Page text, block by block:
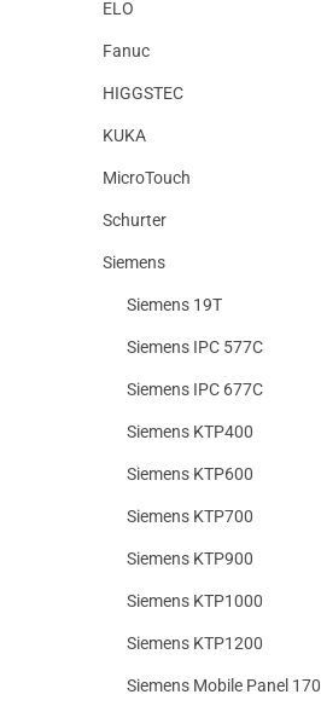
ELO
Fanuc
HIGGSTEC
KUKA
MicroTouch
Schurter
Siemens
Siemens 19T
Siemens IPC 577C
Siemens IPC 677C
Siemens KTP400
Siemens KTP600
Siemens KTP700
Siemens KTP900
Siemens KTP1000
Siemens KTP1200
Siemens Mobile Panel 170